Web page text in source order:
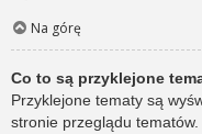
Na górę
Co to są przyklejone
Przyklejone tematy są
stronie przeglądu